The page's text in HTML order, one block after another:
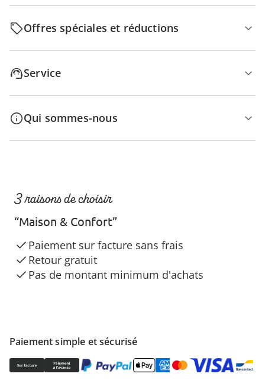
Offres spéciales et réductions
Service
Qui sommes-nous
Paiement simple et sécurisé
3 raisons de choisir
“Maison & Confort”
Paiement sur facture sans frais
Retour gratuit
Pas de montant minimum d'achats